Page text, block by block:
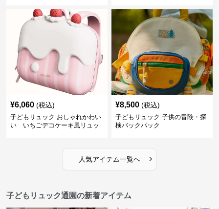
¥6,060 (税込)
子どもリュック おしゃれかわい
い いちごデコケーキ風リュッ
¥8,500 (税込)
子どもリュック 子供の冒険・探
検バックパック
人気アイテム一覧へ ›
子どもリュック通園の新着アイテム